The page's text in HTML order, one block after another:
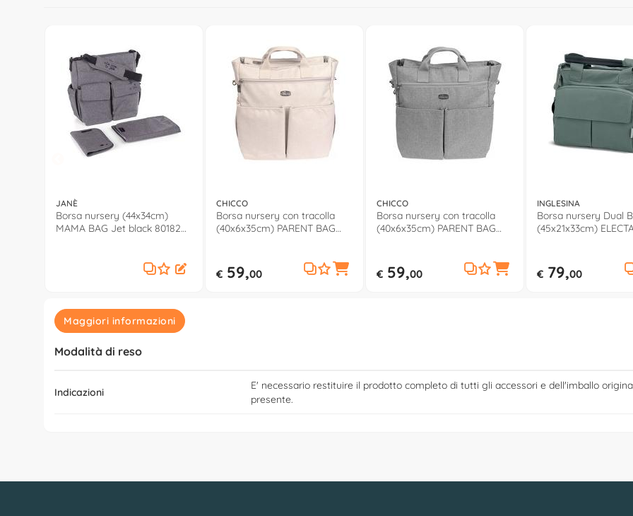
JANÈ
Borsa nursery (44x34cm)
MAMA BAG Jet black 80182
CHICCO
Borsa nursery con tracolla
(40x6x35cm) PARENT BAG
€ 59,00
CHICCO
Borsa nursery con tracolla
(40x6x35cm) PARENT BAG
€ 59,00
INGLESINA
Borsa nursery Dual
(45x21x33cm)
€ 79,00
Maggiori informazioni
Modalità di reso
Indicazioni
E' necessario restituire il prodotto completo di tutti gli accessori e dell'imballo
presente.